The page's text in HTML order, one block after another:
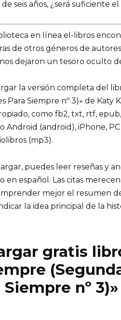
seis años, ¿será suficiente
en línea el-libros
de otros géneros de
dejaron un tesoro oculto
la versión completa del
Para Siempre nº 3)» de Katy
como fb2, txt, rtf,
Android (android), iPhone,
(mp3).
puedes leer reseñas y
en español. Las citas
mejor el resumen
la idea principal de la
gratis
Siempre nº